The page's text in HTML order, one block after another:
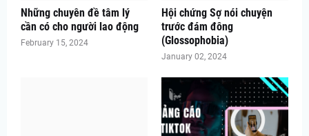
Những chuyên đề tâm lý
cần có cho người lao động
February 15, 2024
Hội chứng Sợ nói chuyện
trước đám đông
(Glossophobia)
January 02, 2024